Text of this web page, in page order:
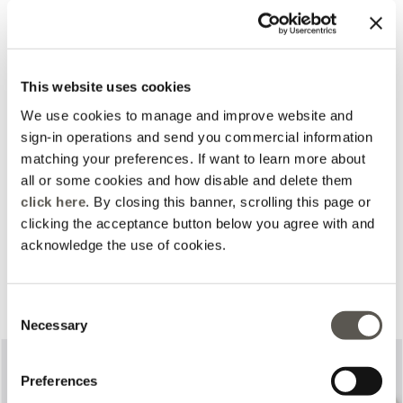
This website uses cookies
We use cookies to manage and improve website and
sign-in operations and send you commercial information
matching your preferences. If want to learn more about
all or some cookies and how disable and delete them
click here. By closing this banner, scrolling this page or
clicking the acceptance button below you agree with and
acknowledge the use of cookies.
Selection
Necessary
Preferences
Complete o seu look